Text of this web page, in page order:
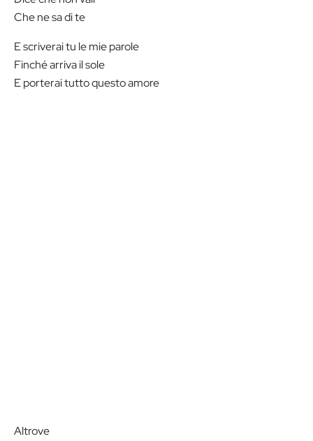
Che ne sa di te
E scriverai tu le mie parole
Finché arriva il sole
E porterai tutto questo amore
Altrove